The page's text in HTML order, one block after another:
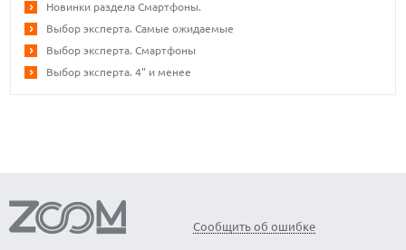
Новинки раздела Смартфоны.
Выбор эксперта. Самые ожидаемые
Выбор эксперта. Смартфоны
Выбор эксперта. 4" и менее
Сообщить об ошибке